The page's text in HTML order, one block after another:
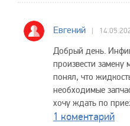
Евгений
Добрый день.
произвести
понял, что
необходимые
хочу ждать по
1 коментарий